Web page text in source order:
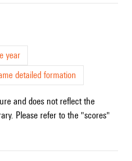
year
detailed formation
and does not reflect the
Please refer to the "scores"